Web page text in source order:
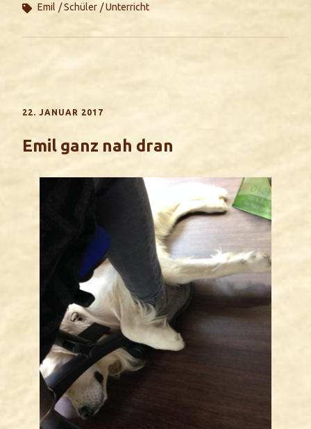
Emil
Schüler Unterricht
22. JANUAR 2017
Emil ganz nah dran